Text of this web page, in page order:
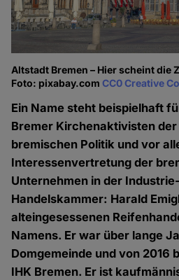
Altstadt Bremen – Hier scheint die
Foto: pixabay.comCC0 Creative
Ein Name steht beispielhaft
Bremer Kirchenaktivisten
bremischen Politik und vor
Interessenvertretung der
Unternehmen in der
Handelskammer: Harald
alteingesessenen
Namens. Er war über lange
Domgemeinde und von 2016
IHK Bremen. Er ist